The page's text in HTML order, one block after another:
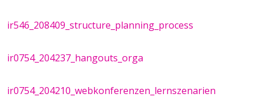
ir546_208409_structure_planning_process
ir0754_204237_hangouts_orga
ir0754_204210_webkonferenzen_lernszenarien